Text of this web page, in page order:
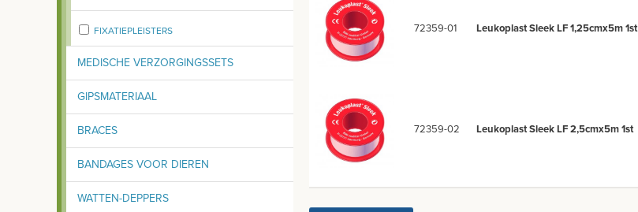
FIXATIEPLEISTERS
MEDISCHE VERZORGINGSSETS
GIPSMATERIAAL
BRACES
BANDAGES VOOR DIEREN
WATTEN-DEPPERS
72359-01 Leukoplast Sleek LF 1,25cmx5m 1st
72359-02 Leukoplast Sleek LF 2,5cmx5m 1st